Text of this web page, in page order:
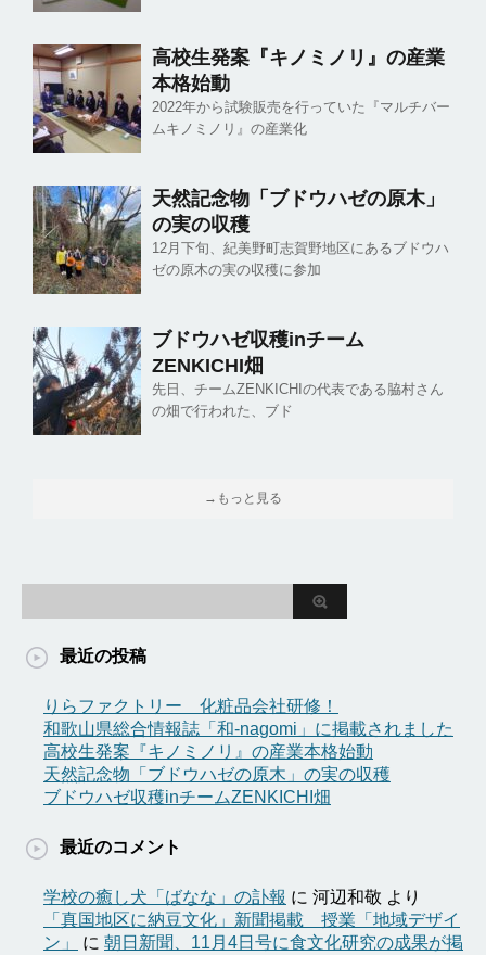
高校生発案『キノミノリ』の産業
本格始動
2022年から試験販売を行っていた『マルチバー
ムキノミノリ』の産業化
天然記念物「ブドウハゼの原木」
の実の収穫
12月下旬、紀美野町志賀野地区にあるブドウハ
ゼの原木の実の収穫に参加
ブドウハゼ収穫inチーム
ZENKICHI畑
先日、チームZENKICHIの代表である脇村さん
の畑で行われた、ブド
→もっと見る
最近の投稿
りらファクトリー 化粧品会社研修！
和歌山県総合情報誌「和-nagomi」に掲載されました
高校生発案『キノミノリ』の産業本格始動
天然記念物「ブドウハゼの原木」の実の収穫
ブドウハゼ収穫inチームZENKICHI畑
最近のコメント
学校の癒し犬「ばなな」の訃報 に 河辺和敬 より
「真国地区に納豆文化」新聞掲載 授業「地域デザイ
ン」
に 朝日新聞、11月4日号に食文化研究の成果が掲